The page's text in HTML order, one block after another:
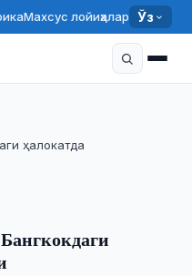
Махсус лойиҳалар Ўз
ҳалокатда